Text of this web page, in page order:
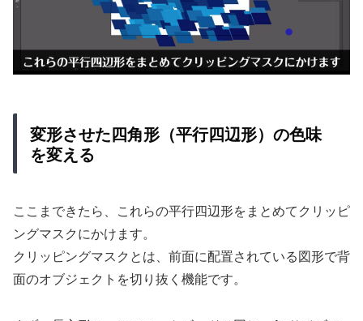
変形させた四角形（平行四辺形）の色味
を変える
ここまできたら、これらの平行四辺形をまとめてクリッピ
ングマスクにかけます。
クリッピングマスクとは、前面に配置されている図形で背
面のオブジェクトを切り抜く機能です。